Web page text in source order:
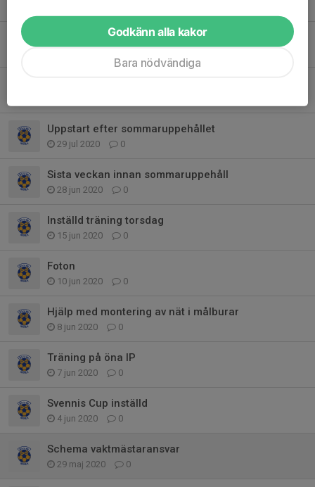
Uppstart efter sommaruppehållet
29 jul 2020 0
Sista veckan innan sommaruppehåll
28 jun 2020 0
Inställd träning torsdag
15 jun 2020 0
Foton
10 jun 2020 0
Hjälp med montering av nät i målburar
8 jun 2020 0
Träning på öna IP
7 jun 2020 0
Svennis Cup inställd
4 jun 2020 0
Schema vaktmästaransvar
29 maj 2020 0
Godkänn alla kakor
Bara nödvändiga